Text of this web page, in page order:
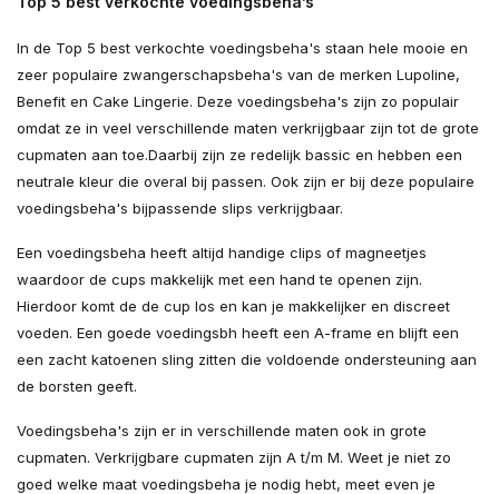
In de Top 5 best verkochte voedingsbeha's staan hele mooie en
zeer populaire zwangerschapsbeha's van de merken Lupoline,
Benefit en Cake Lingerie. Deze voedingsbeha's zijn zo populair
omdat ze in veel verschillende maten verkrijgbaar zijn tot de grote
cupmaten aan toe.Daarbij zijn ze redelijk bassic en hebben een
neutrale kleur die overal bij passen. Ook zijn er bij deze populaire
voedingsbeha's bijpassende slips verkrijgbaar.
Een voedingsbeha heeft altijd handige clips of magneetjes
waardoor de cups makkelijk met een hand te openen zijn.
Hierdoor komt de de cup los en kan je makkelijker en discreet
voeden. Een goede voedingsbh heeft een A-frame en blijft een
een zacht katoenen sling zitten die voldoende ondersteuning aan
de borsten geeft.
Voedingsbeha's zijn er in verschillende maten ook in grote
cupmaten. Verkrijgbare cupmaten zijn A t/m M. Weet je niet zo
goed welke maat voedingsbeha je nodig hebt, meet even je